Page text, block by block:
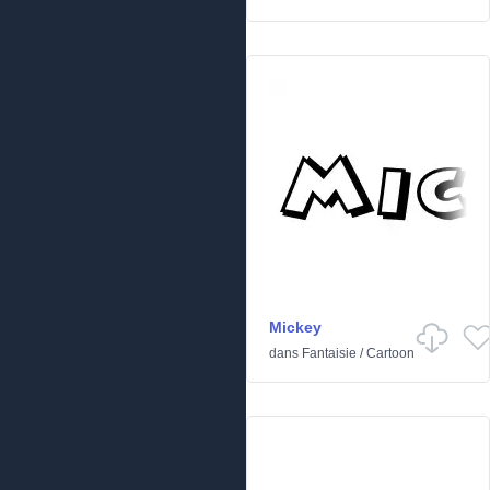
Mickey
dans Fantaisie /Cartoon